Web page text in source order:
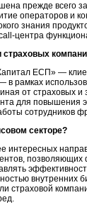
прежде всего
операторов и
знания
центра
страховых
ЕСП» —
рамках
от страховых
для
сотрудников
секторе?
интересных
позволяющих
внутренних
страховой